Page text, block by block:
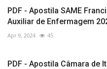
PDF - Apostila SAME
Auxiliar de Enfermagem
Apr 9, 2024 45
PDF - Apostila Câmara de